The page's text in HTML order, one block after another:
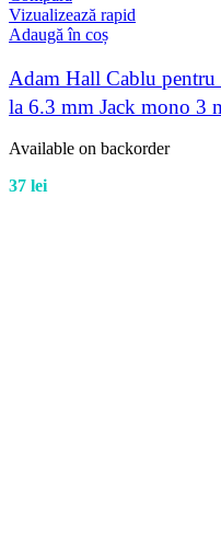
Vizualizează rapid
Adaugă în coș
Adam Hall Cablu
la 6.3 mm Jack mono 3
Available on backorder
37 lei